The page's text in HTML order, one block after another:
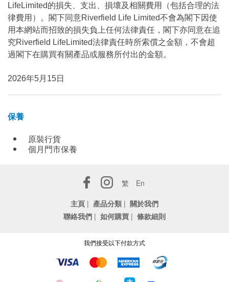
LifeLimited的損失、支出、損壞及相關費用（包括合理的法
律費用）。閣下同意Riverfield Life Limited不會為閣下因使
用本網站而招致的損失負上任何法律責任，閣下亦同意在追
究Riverfield LifeLimited法律責任時所索償之金額，不會超
過閣下在購買有關產品或服務所付出的金額。
2026年5月15日
保養
原裝行貨
個月門市保養
繁
En
主頁 | 產品分類 | 關於我們
聯絡我們 | 如何購買 | 條款細則
我們接受以下付款方式